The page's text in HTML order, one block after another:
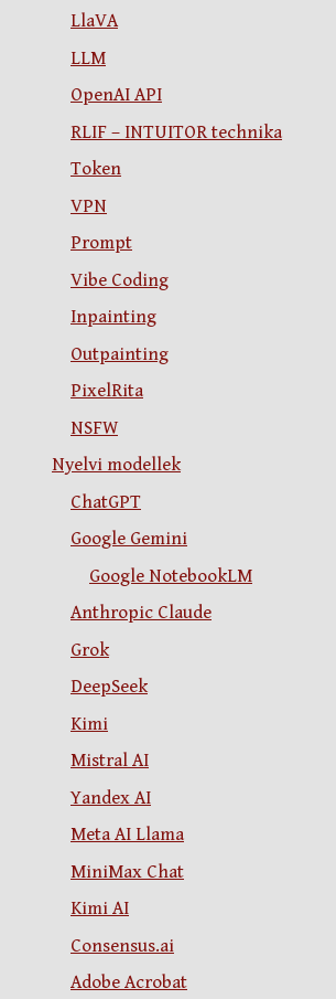
LlaVA
LLM
OpenAI API
RLIF – INTUITOR technika
Token
VPN
Prompt
Vibe Coding
Inpainting
Outpainting
PixelRita
NSFW
Nyelvi modellek
ChatGPT
Google Gemini
Google NotebookLM
Anthropic Claude
Grok
DeepSeek
Kimi
Mistral AI
Yandex AI
Meta AI Llama
MiniMax Chat
Kimi AI
Consensus.ai
Adobe Acrobat